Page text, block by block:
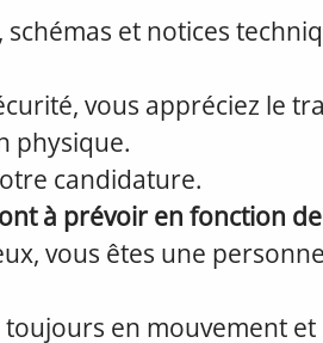
et notices
vous appréciez le
physique.
candidature.
à prévoir en fonction
vous êtes une
en mouvement